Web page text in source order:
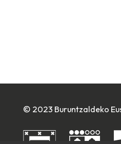
© 2023 Buruntzaldeko